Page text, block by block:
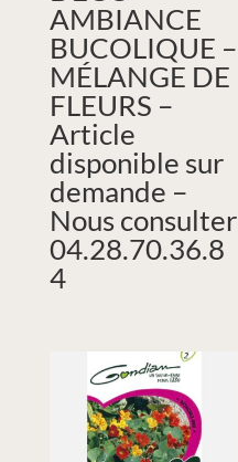
AMBIANCE
BUCOLIQUE –
MÉLANGE DE
FLEURS –
Article
disponible sur
demande –
Nous consulter
04.28.70.36.8
4